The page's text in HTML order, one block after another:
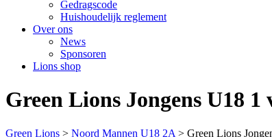
Gedragscode
Huishoudelijk reglement
Over ons
News
Sponsoren
Lions shop
Green Lions Jongens U18
Green Lions > Noord Mannen U18 2A > Green Lions